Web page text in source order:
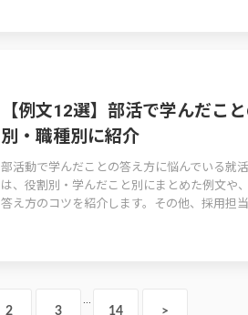
【例文12選】部活で学んだこ
別・職種別に紹介
部活動で学んだことの答え方に悩んでいる就
は、役割別・学んだこと別にまとめた例文や
答え方のコツを紹介します。その他、採用担当
2 3 14 >